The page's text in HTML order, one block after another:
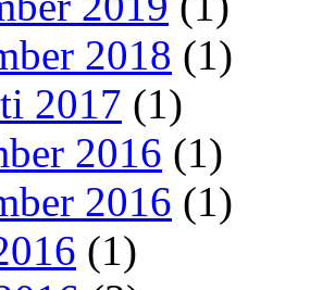
2018 (1)
2017 (1)
2016 (1)
2016 (1)
(1)